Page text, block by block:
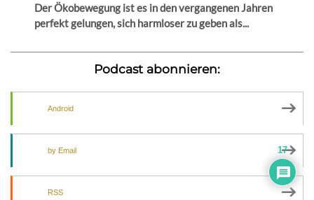
Der Ökobewegung ist es in den vergangenen Jahren
perfekt gelungen, sich harmloser zu geben als...
Podcast abonnieren:
Android
by Email
RSS
17